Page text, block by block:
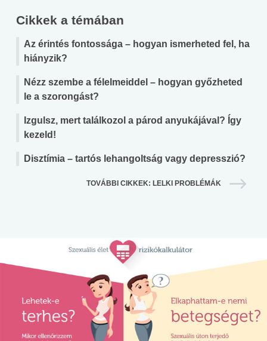
Cikkek a témában
Az érintés fontossága – hogyan ismerheted fel, ha
hiányzik?
Nézz szembe a félelmeiddel – hogyan győzheted
le a szorongást?
Izgulsz, mert találkozol a párod anyukájával? Így
kezeld!
Disztímia – tartós lehangoltság vagy depresszió?
TOVÁBBI CIKKEK: LELKI PROBLÉMÁK